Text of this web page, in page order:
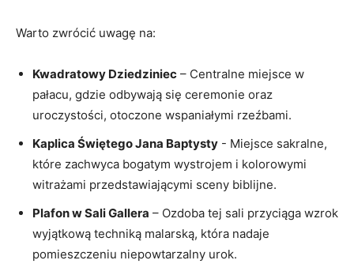
Warto zwrócić uwagę na:
Kwadratowy Dziedziniec – Centralne miejsce w
⁢pałacu,⁢ gdzie odbywają ⁤się ​ceremonie oraz
uroczystości, otoczone wspaniałymi rzeźbami.
Kaplica​ Świętego Jana ⁢Baptysty ‌- Miejsce sakralne,
które zachwyca bogatym‍ wystrojem i kolorowymi
witrażami​ przedstawiającymi​ sceny biblijne.
Plafon w ⁤Sali ‌Gallera – Ozdoba tej⁣ sali przyciąga wzrok
wyjątkową techniką malarską, która‌ nadaje
pomieszczeniu ⁤niepowtarzalny urok.